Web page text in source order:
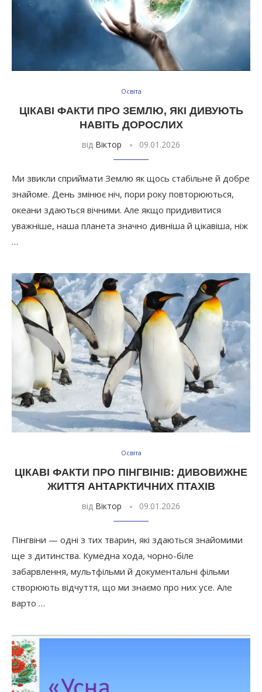
Освіта
ЦІКАВІ ФАКТИ ПРО ЗЕМЛЮ, ЯКІ ДИВУЮТЬ
НАВІТЬ ДОРОСЛИХ
від Віктор 09.01.2026
Ми звикли сприймати Землю як щось стабільне й добре
знайоме. День змінює ніч, пори року повторюються,
океани здаються вічними. Але якщо придивитися
уважніше, наша планета значно дивніша й цікавіша, ніж
…
Освіта
ЦІКАВІ ФАКТИ ПРО ПІНГВІНІВ: ДИВОВИЖНЕ
ЖИТТЯ АНТАРКТИЧНИХ ПТАХІВ
від Віктор 09.01.2026
Пінгвіни — одні з тих тварин, які здаються знайомими
ще з дитинства. Кумедна хода, чорно-біле
забарвлення, мультфільми й документальні фільми
створюють відчуття, що ми знаємо про них усе. Але
варто …